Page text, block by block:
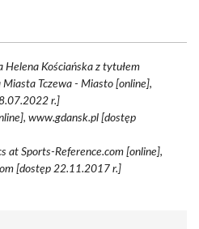
Helena Kościańska z tytułem
Tczewa - Miasto [online],
r.]
www.gdansk.pl [dostęp
at Sports-Reference.com [online],
[dostęp 22.11.2017 r.]